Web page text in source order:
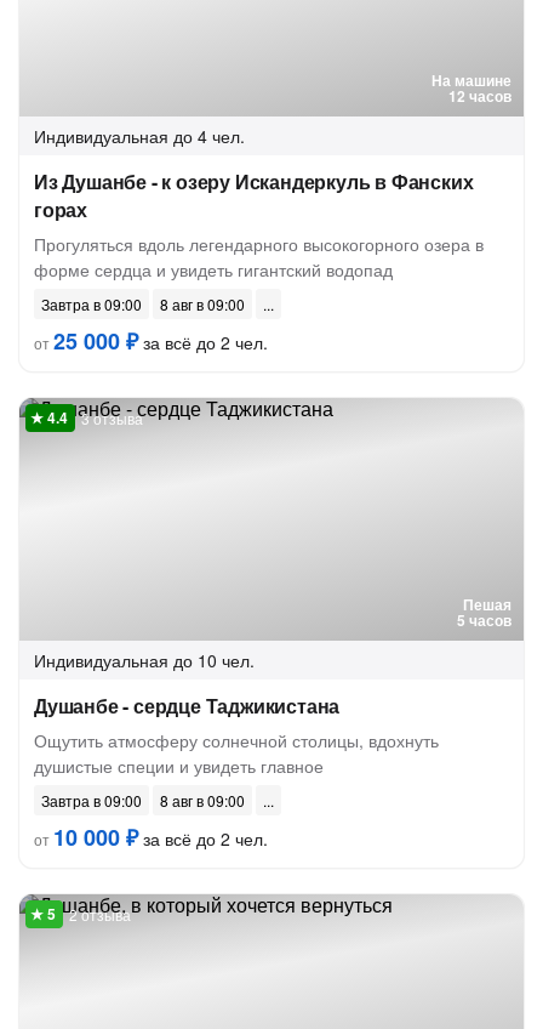
На машине
12 часов
Индивидуальная до 4 чел.
Из Душанбе - к озеру Искандеркуль в Фанских
горах
Прогуляться вдоль легендарного высокогорного озера в
форме сердца и увидеть гигантский водопад
Завтра в 09:00
8 авг в 09:00
от25 000 ₽за всё до 2 чел.
Пешая
5 часов
3 отзыва
Индивидуальная до 10 чел.
Душанбе - сердце Таджикистана
Ощутить атмосферу солнечной столицы, вдохнуть
душистые специи и увидеть главное
Завтра в 09:00
8 авг в 09:00
от 10 000 ₽за всё до 2 чел.
2 отзыва